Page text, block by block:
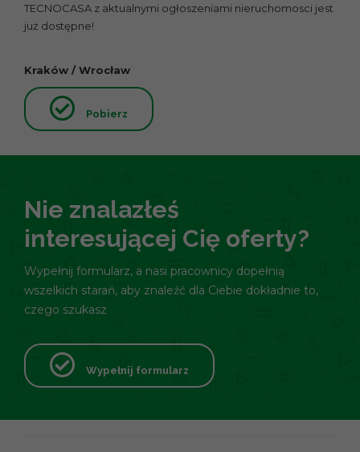
TECNOCASA z aktualnymi ogłoszeniami nieruchomosci jest
już dostępne!
Kraków / Wrocław
Pobierz
Nie znalazłeś
interesującej Cię oferty?
Wypełnij formularz, a nasi pracownicy dopełnią
wszelkich starań, aby znaleźć dla Ciebie dokładnie to,
czego szukasz
Wypełnij formularz